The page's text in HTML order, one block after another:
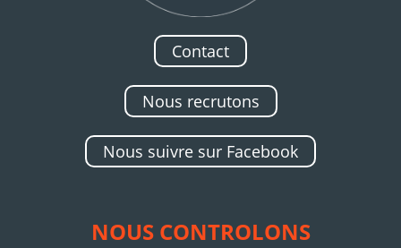
Contact
Nous recrutons
Nous suivre sur Facebook
NOUS CONTROLONS